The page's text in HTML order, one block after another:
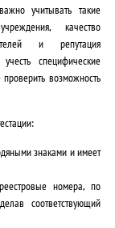
учитывать такие
качество
и репутация
специфические
возможность
знаками и имеет
номера, по
соответствующий